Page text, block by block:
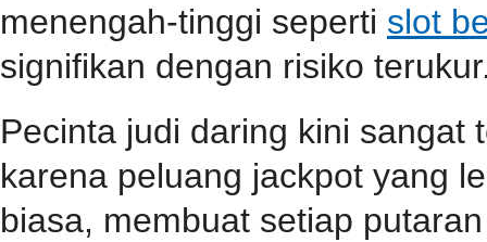
menengah-tinggi seperti slot
signifikan dengan risiko
Pecinta judi daring kini sangat
karena peluang jackpot yang
biasa, membuat setiap